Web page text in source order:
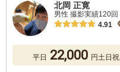
北岡 正寛
男性 撮影実績120回
4.91
平日 22,000 円土日祝